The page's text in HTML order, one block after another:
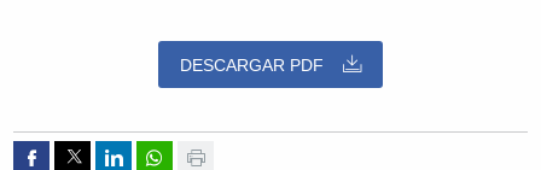
DESCARGAR PDF
Compartir por Facebook
Compartir por Twitter
Compartir por Linkedin
Compartir por whatsapp
Imprimir